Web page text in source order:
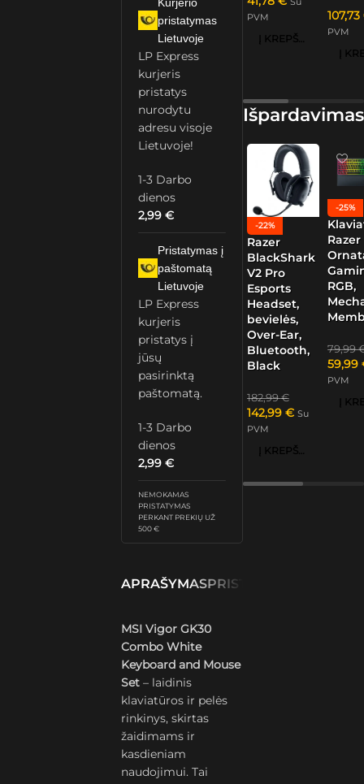
pristatymas
Lietuvoje
LP Express
kurjeris
pristatys
nurodytu
adresu visoje
Lietuvoje!
1-3 Darbo
dienos
2,99€
Pristatymas į
paštomatą
Lietuvoje
LP Express
kurjeris
pristatys į
jūsų
pasirinktą
paštomatą.
1-3 Darbo
dienos
2,99€
NEMOKAMAS
PRISTATYMAS
PERKANT PREKIŲ UŽ
500 €
APRAŠYMASPRISTATYMAS IR
MSI Vigor GK30
Combo White
Keyboard and Mouse
Set – laidinis
klaviatūros ir pelės
rinkinys, skirtas
žaidimams ir
kasdieniam
naudojimui. Tai
PVM
Į KREPŠELĮ
107,73
PVM
Išpardavimas
-22%
Razer
BlackShark
V2 Pro
Esports
Headset,
bevielės,
Over-Ear,
Bluetooth,
Black
182,99€
142,99 € Su
PVM
Į KREPŠELĮ
-25%
Razer
RGB,
79,99
59,99
PVM